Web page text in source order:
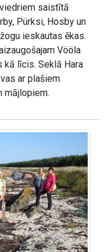
saistītā
Pürksi, Hosby un
ieskautas ēkas.
Vööla
kā līcis. Seklā Hara
ar plašiem
mājlopiem.